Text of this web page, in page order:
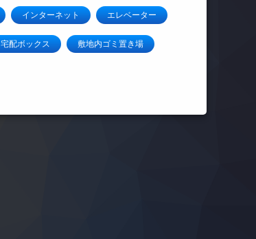
インターネット エレベーター
宅配ボックス 敷地内ゴミ置き場